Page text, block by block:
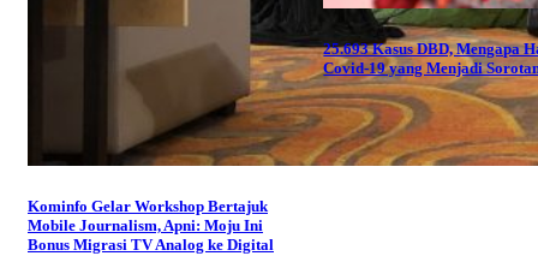
Kominfo Gelar Workshop Bertajuk
Mobile Journalism, Apni: Moju Ini
Bonus Migrasi TV Analog ke Digital
25.693 Kasus DBD, Mengapa
Covid-19 yang Menjadi